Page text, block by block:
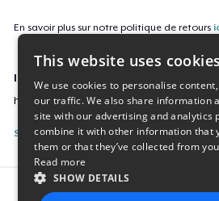
En savoir plus sur notre politique de retours
ID campagne
har30lemfashiontshirt3
Signaler cette page
Report this
This website uses cookies
We use cookies to personalise
our traffic. We also share information
site with our advertising and analytics
combine it with other information that
them or that they’ve collected from
Read more
SHOW DETAILS